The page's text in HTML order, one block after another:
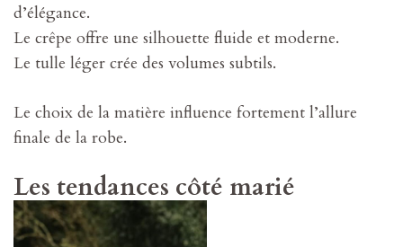
d’élégance.
Le crêpe offre une silhouette fluide et moderne.
Le tulle léger crée des volumes subtils.
Le choix de la matière influence fortement l’allure
finale de la robe.
Les tendances côté marié